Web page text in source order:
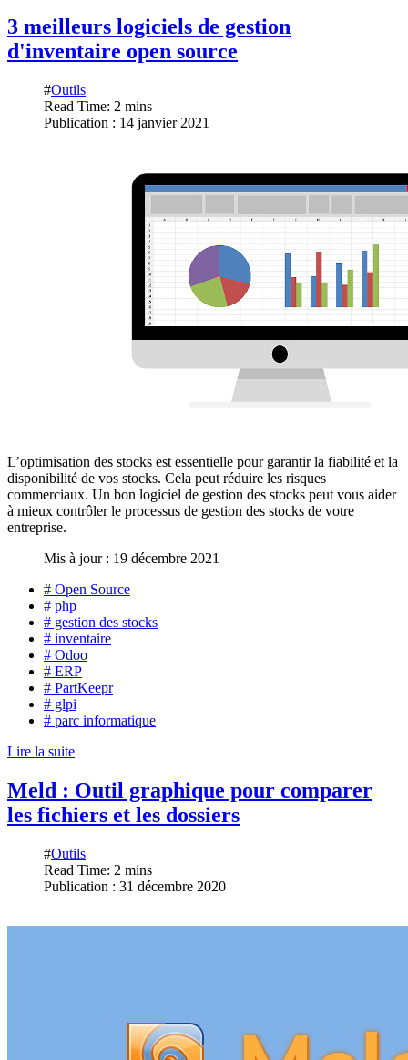
3 meilleurs logiciels de gestion
d'inventaire open source
#Outils
Read Time: 2 mins
Publication : 14 janvier 2021
L’optimisation des stocks est essentielle pour garantir la fiabilité et la
disponibilité de vos stocks. Cela peut réduire les risques
commerciaux. Un bon logiciel de gestion des stocks peut vous aider
à mieux contrôler le processus de gestion des stocks de votre
entreprise.
Mis à jour : 19 décembre 2021
# Open Source
# php
# gestion des stocks
# inventaire
# Odoo
# ERP
# PartKeepr
# glpi
# parc informatique
Lire la suite
Meld : Outil graphique pour comparer
les fichiers et les dossiers
#Outils
Read Time: 2 mins
Publication : 31 décembre 2020